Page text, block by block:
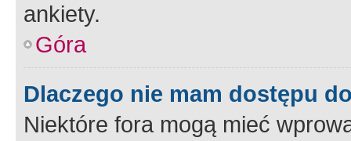
ankiety.
Góra
Dlaczego nie mam dostępu
Niektóre fora mogą mieć